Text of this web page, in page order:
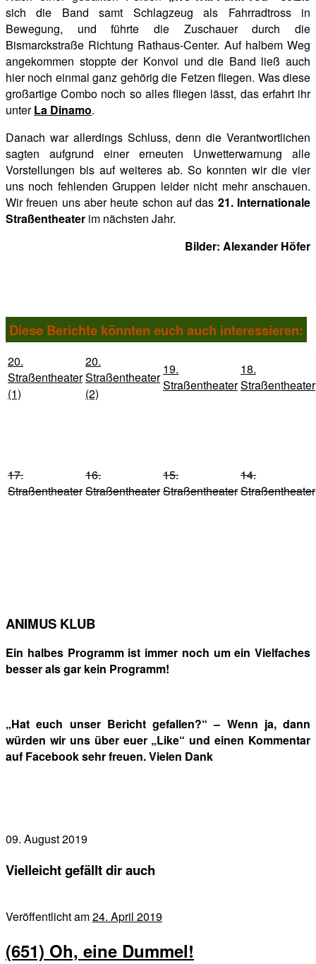
sich die Band samt Schlagzeug als Fahrradtross in
Bewegung, und führte die Zuschauer durch die
Bismarckstraße Richtung Rathaus-Center. Auf halbem Weg
angekommen stoppte der Konvoi und die Band ließ auch
hier noch einmal ganz gehörig die Fetzen fliegen. Was diese
großartige Combo noch so alles fliegen lässt, das erfahrt ihr
unterLa Dinamo.
Danach war allerdings Schluss, denn die Verantwortlichen
sagten aufgrund einer erneuten Unwetterwarnung alle
Vorstellungen bis auf weiteres ab. So konnten wir die vier
uns noch fehlenden Gruppen leider nicht mehr anschauen.
Wir freuen uns aber heute schon auf das 21. Internationale
Straßentheater im nächsten Jahr.
Bilder: Alexander Höfer
Diese Berichte könnten euch auch interessieren:
20.
Straßentheater
(1)
20.
Straßentheater
(2)
19.
Straßentheater
18.
Straßentheater
17.
Straßentheater
16.
Straßentheater
15.
Straßentheater
14.
Straßentheater
ANIMUS KLUB
Ein halbes Programm ist immer noch um ein Vielfaches
besser als gar kein Programm!
„Hat euch unser Bericht gefallen?“ – Wenn ja, dann
würden wir uns über euer „Like“ und einen Kommentar
auf Facebook sehr freuen. Vielen Dank
09. August 2019
Vielleicht gefällt dir auch
Veröffentlicht am24. April 2019
(651) Oh, eine Dummel!